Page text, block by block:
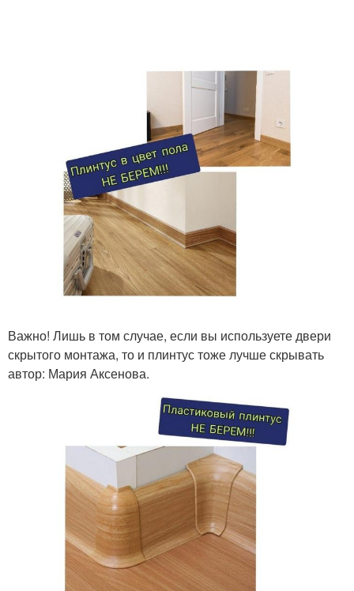
Важно! Лишь в том случае, если вы используете двери
скрытого монтажа, то и плинтус тоже лучше скрывать
автор: Мария Аксенова.